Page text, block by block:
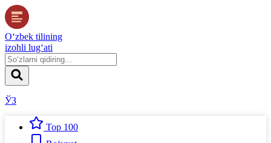
O‘zbek tilining
izohli lug‘ati
ЎЗ
Top 100